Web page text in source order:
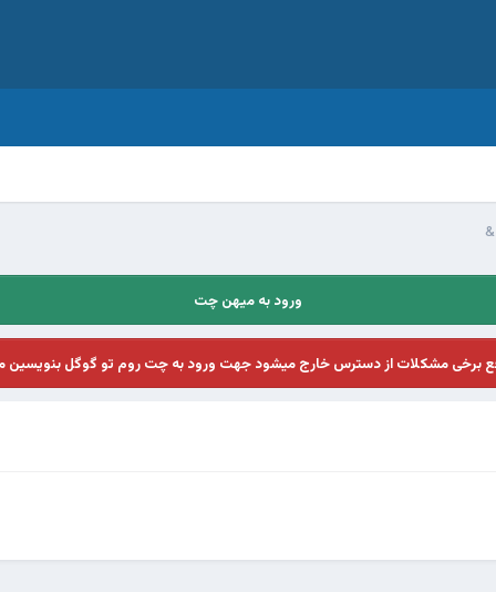
ورود به میهن چت
برخی مشکلات از دسترس خارج میشود جهت ورود به چت روم تو گوگل بنویسین